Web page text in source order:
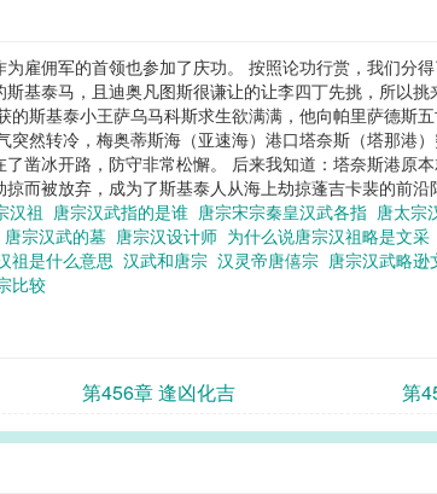
雇佣军的首领也参加了庆功。 按照论功行赏，我们分
基泰马，且迪奥凡图斯很谦让的让李四丁先挑，所以
斯基泰小王萨乌马科斯求生欲满满，他向帕里萨德斯
然转冷，梅奥蒂斯海（亚速海）港口塔奈斯（塔那港
凿冰开路，防守非常松懈。 后来我知道：塔奈斯港原
而被放弃，成为了斯基泰人从海上劫掠蓬吉卡裴的前
汉祖 唐宗汉武指的是谁 唐宗宋宗秦皇汉武各指 唐太宗
唐宗汉武的墓 唐宗汉设计师 为什么说唐宗汉祖略是文采
祖是什么意思 汉武和唐宗 汉灵帝唐僖宗 唐宗汉武略逊
比较
第456章 逢凶化吉 第